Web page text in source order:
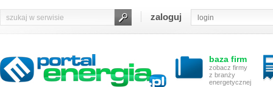
zaloguj
baza firm
zobacz firmy
z branży
energetycznej